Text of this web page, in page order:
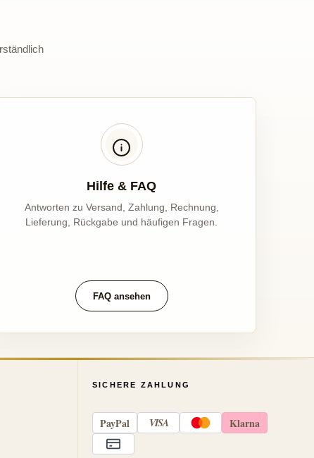
Hilfe & FAQ
Antworten zu Versand, Zahlung, Rechnung,
Lieferung, Rückgabe und häufigen Fragen.
FAQ ansehen
SICHERE ZAHLUNG
PayPal VISA Klarna